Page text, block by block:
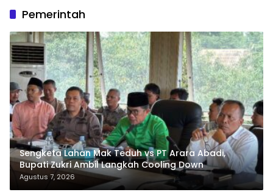
Pemerintah
Sengketa Lahan Mak Teduh vs PT Arara Abadi,
Bupati Zukri Ambil Langkah Cooling Down
Agustus 7, 2026